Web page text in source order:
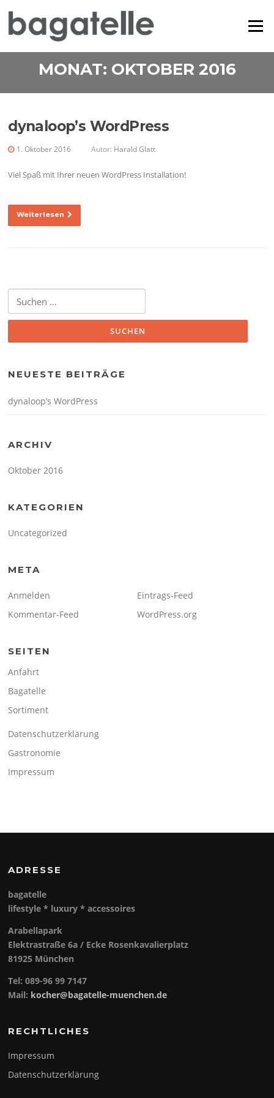
Inhalt
springen
Menü
MONAT: OKTOBER 2016
dynaloop’s WordPress
1. Oktober 2016 Autor: Harald Glatt
Viel Spaß mit Ihrer neuen WordPress Installation!
Weiterlesen
nach:
NEUESTE BEITRÄGE
dynaloop’s WordPress
ARCHIV
Oktober 2016
KATEGORIEN
Uncategorized
META
Anmelden
Eintrags-Feed
Kommentar-Feed
WordPress.org
SEITEN
Anfahrt
Bagatelle
Sortiment
Datenschutzerklärung
Gastronomie
Impressum
ADRESSE
bagatelle
lifestyle * luxury *accessoires
Arabellapark
Elektrastraße 6a / Ecke Rosenkavalierplatz
81925 München
Tel: 089-96 99 7147
Mail: kocher@bagatelle-muenchen.de
RECHTLICHES
Impressum
Datenschutzerklärung